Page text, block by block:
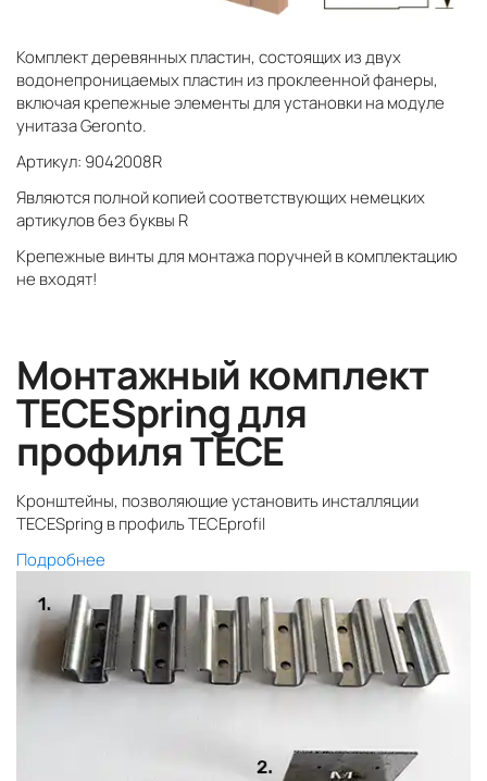
Комплект деревянных пластин, состоящих из двух
водонепроницаемых пластин из проклеенной фанеры,
включая крепежные элементы для установки на модуле
унитаза Geronto.
Артикул: 9042008R
Являются полной копией соответствующих немецких
артикулов без буквы R
Крепежные винты для монтажа поручней в комплектацию
не входят!
Монтажный комплект
TECESpring для
профиля TECE
Кронштейны, позволяющие установить инсталляции
TECESpring в профиль TECEprofil
Подробнее